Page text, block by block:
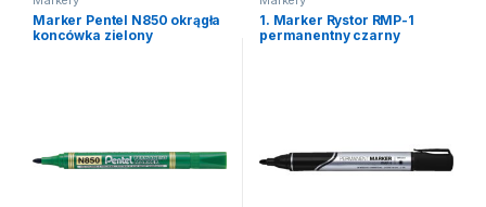
Marker Pentel N850 okrągła
koncówka zielony
1. Marker Rystor RMP-1
permanentny czarny